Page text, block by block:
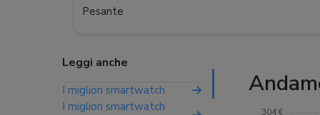
Pesante
Leggi anche
I migliori smartwatch
I migliori smartwatch